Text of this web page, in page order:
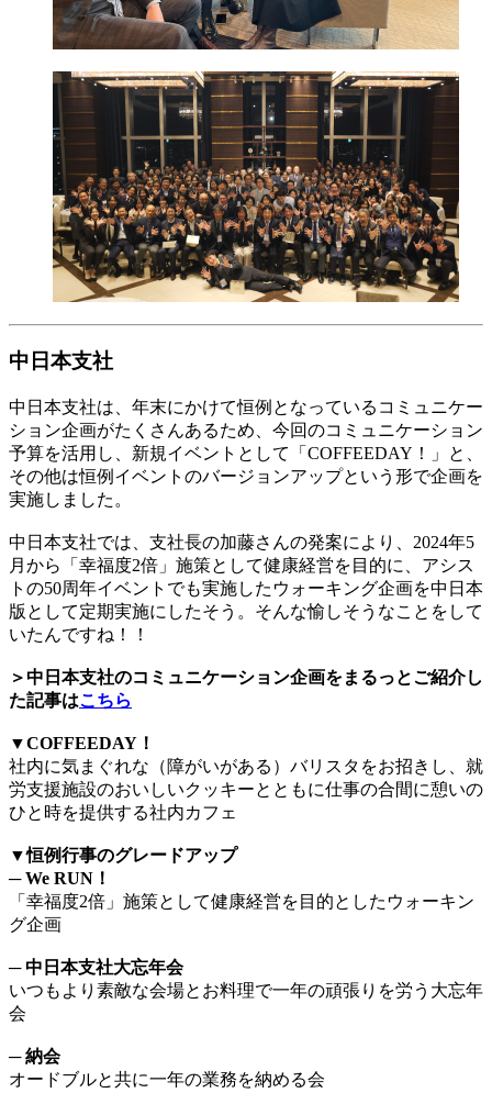
中日本支社
中日本支社は、年末にかけて恒例となっているコミュニケー
ション企画がたくさんあるため、今回のコミュニケーション
予算を活用し、新規イベントとして「COFFEEDAY！」と、
その他は恒例イベントのバージョンアップという形で企画を
実施しました。
中日本支社では、支社長の加藤さんの発案により、2024年5
月から「幸福度2倍」施策として健康経営を目的に、アシス
トの50周年イベントでも実施したウォーキング企画を中日本
版として定期実施にしたそう。そんな愉しそうなことをして
いたんですね！！
＞中日本支社のコミュニケーション企画をまるっとご紹介し
た記事はこちら
▼COFFEEDAY！
社内に気まぐれな（障がいがある）バリスタをお招きし、就
労支援施設のおいしいクッキーとともに仕事の合間に憩いの
ひと時を提供する社内カフェ
▼恒例行事のグレードアップ
─ We RUN！
「幸福度2倍」施策として健康経営を目的としたウォーキン
グ企画
─ 中日本支社大忘年会
いつもより素敵な会場とお料理で一年の頑張りを労う大忘年
会
─ 納会
オードブルと共に一年の業務を納める会